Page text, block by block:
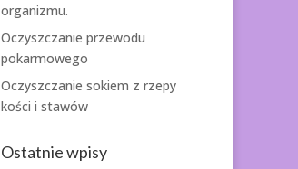
organizmu.
Oczyszczanie przewodu
pokarmowego
Oczyszczanie sokiem z rzepy
kości i stawów
Ostatnie wpisy